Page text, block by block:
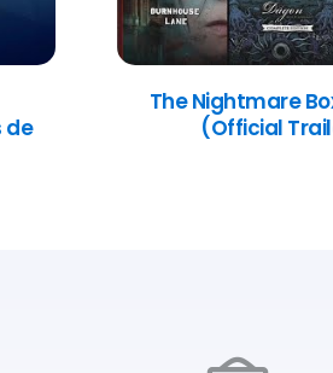
de
The Nightmare
(Official